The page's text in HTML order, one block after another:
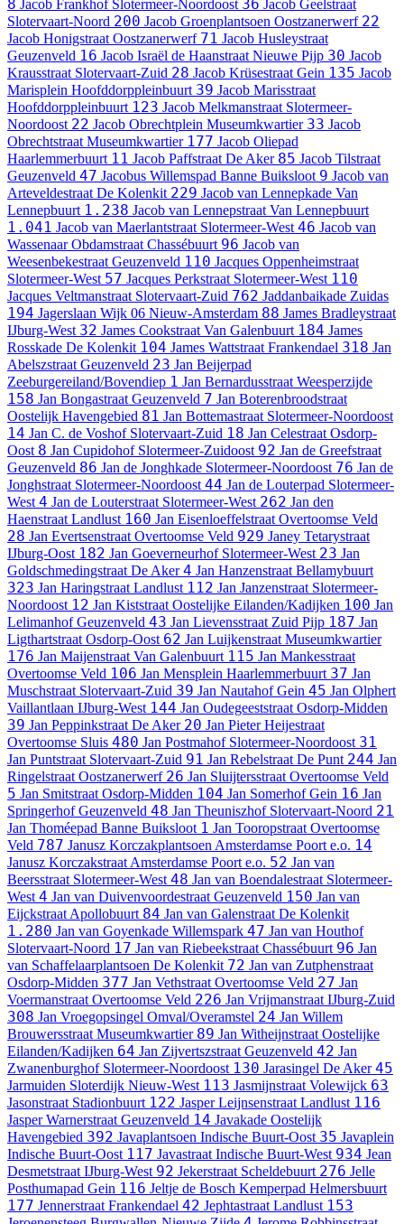
8 Jacob Frankhof Slotermeer-Noordoost 36 Jacob Geelstraat
Slotervaart-Noord 200 Jacob Groenplantsoen Oostzanerwerf 22
Jacob Honigstraat Oostzanerwerf 71 Jacob Husleystraat
Geuzenveld 16 Jacob Israël de Haanstraat Nieuwe Pijp 30 Jacob
Krausstraat Slotervaart-Zuid 28 Jacob Krüsestraat Gein 135 Jacob
Marisplein Hoofddorppleinbuurt 39 Jacob Marisstraat
Hoofddorppleinbuurt 123 Jacob Melkmanstraat Slotermeer-
Noordoost 22 Jacob Obrechtplein Museumkwartier 33 Jacob
Obrechtstraat Museumkwartier 177 Jacob Oliepad
Haarlemmerbuurt 11 Jacob Paffstraat De Aker 85 Jacob Tilstraat
Geuzenveld 47 Jacobus Willemspad Banne Buiksloot 9 Jacob van
Arteveldestraat De Kolenkit 229 Jacob van Lennepkade Van
Lennepbuurt 1.238 Jacob van Lennepstraat Van Lennepbuurt
1.041 Jacob van Maerlantstraat Slotermeer-West 46 Jacob van
Wassenaar Obdamstraat Chassébuurt 96 Jacob van
Weesenbekestraat Geuzenveld 110 Jacques Oppenheimstraat
Slotermeer-West 57 Jacques Perkstraat Slotermeer-West 110
Jacques Veltmanstraat Slotervaart-Zuid 762 Jaddanbaikade Zuidas
194 Jagerslaan Wijk 06 Nieuw-Amsterdam 88 James Bradleystraat
IJburg-West 32 James Cookstraat Van Galenbuurt 184 James
Rosskade De Kolenkit 104 James Wattstraat Frankendael 318 Jan
Abelszstraat Geuzenveld 23 Jan Beijerpad
Zeeburgereiland/Bovendiep 1 Jan Bernardusstraat Weesperzijde
158 Jan Bongastraat Geuzenveld 7 Jan Boterenbroodstraat
Oostelijk Havengebied 81 Jan Bottemastraat Slotermeer-Noordoost
14 Jan C. de Voshof Slotervaart-Zuid 18 Jan Celestraat Osdorp-
Oost 8 Jan Cupidohof Slotermeer-Zuidoost 92 Jan de Greefstraat
Geuzenveld 86 Jan de Jonghkade Slotermeer-Noordoost 76 Jan de
Jonghstraat Slotermeer-Noordoost 44 Jan de Louterpad Slotermeer-
West 4 Jan de Louterstraat Slotermeer-West 262 Jan den
Haenstraat Landlust 160 Jan Eisenloeffelstraat Overtoomse Veld
28 Jan Evertsenstraat Overtoomse Veld 929 Janey Tetarystraat
IJburg-Oost 182 Jan Goeverneurhof Slotermeer-West 23 Jan
Goldschmedingstraat De Aker 4 Jan Hanzenstraat Bellamybuurt
323 Jan Haringstraat Landlust 112 Jan Janzenstraat Slotermeer-
Noordoost 12 Jan Kiststraat Oostelijke Eilanden/Kadijken 100 Jan
Lelimanhof Geuzenveld 43 Jan Lievensstraat Zuid Pijp 187 Jan
Ligthartstraat Osdorp-Oost 62 Jan Luijkenstraat Museumkwartier
176 Jan Maijenstraat Van Galenbuurt 115 Jan Mankesstraat
Overtoomse Veld 106 Jan Mensplein Haarlemmerbuurt 37 Jan
Muschstraat Slotervaart-Zuid 39 Jan Nautahof Gein 45 Jan Olphert
Vaillantlaan IJburg-West 144 Jan Oudegeeststraat Osdorp-Midden
39 Jan Peppinkstraat De Aker 20 Jan Pieter Heijestraat
Overtoomse Sluis 480 Jan Postmahof Slotermeer-Noordoost 31
Jan Puntstraat Slotervaart-Zuid 91 Jan Rebelstraat De Punt 244 Jan
Ringelstraat Oostzanerwerf 26 Jan Sluijtersstraat Overtoomse Veld
5 Jan Smitstraat Osdorp-Midden 104 Jan Somerhof Gein 16 Jan
Springerhof Geuzenveld 48 Jan Theuniszhof Slotervaart-Noord 21
Jan Thoméepad Banne Buiksloot 1 Jan Tooropstraat Overtoomse
Veld 787 Janusz KorczakplantsoenAmsterdamse Poort e.o. 14
Janusz KorczakstraatAmsterdamse Poort e.o. 52 Jan van
Beersstraat Slotermeer-West 48 Jan van Boendalestraat Slotermeer-
West 4 Jan van Duivenvoordestraat Geuzenveld 150 Jan van
EijckstraatApollobuurt 84 Jan van Galenstraat De Kolenkit
1.280 Jan van Goyenkade Willemspark 47 Jan van Houthof
Slotervaart-Noord 17 Jan van Riebeekstraat Chassébuurt 96 Jan
van Schaffelaarplantsoen De Kolenkit 72 Jan van Zutphenstraat
Osdorp-Midden 377 Jan Vethstraat Overtoomse Veld 27 Jan
Voermanstraat Overtoomse Veld 226 Jan Vrijmanstraat IJburg-Zuid
308 Jan Vroegopsingel Omval/Overamstel 24 Jan Willem
Brouwersstraat Museumkwartier 89 Jan Witheijnstraat Oostelijke
Eilanden/Kadijken 64 Jan Zijvertszstraat Geuzenveld 42 Jan
Zwanenburghof Slotermeer-Noordoost 130 Jarasingel De Aker 45
Jarmuiden Sloterdijk Nieuw-West 113 Jasmijnstraat Volewijck 63
Jasonstraat Stadionbuurt 122 Jasper Leijnsenstraat Landlust 116
Jasper Warnerstraat Geuzenveld 14 Javakade Oostelijk
Havengebied 392 Javaplantsoen Indische Buurt-Oost 35 Javaplein
Indische Buurt-Oost 117 Javastraat Indische Buurt-West 934 Jean
Desmetstraat IJburg-West 92 Jekerstraat Scheldebuurt 276 Jelle
Posthumapad Gein 116 Jeltje de Bosch Kemperpad Helmersbuurt
177 Jennerstraat Frankendael 42 Jephtastraat Landlust 153